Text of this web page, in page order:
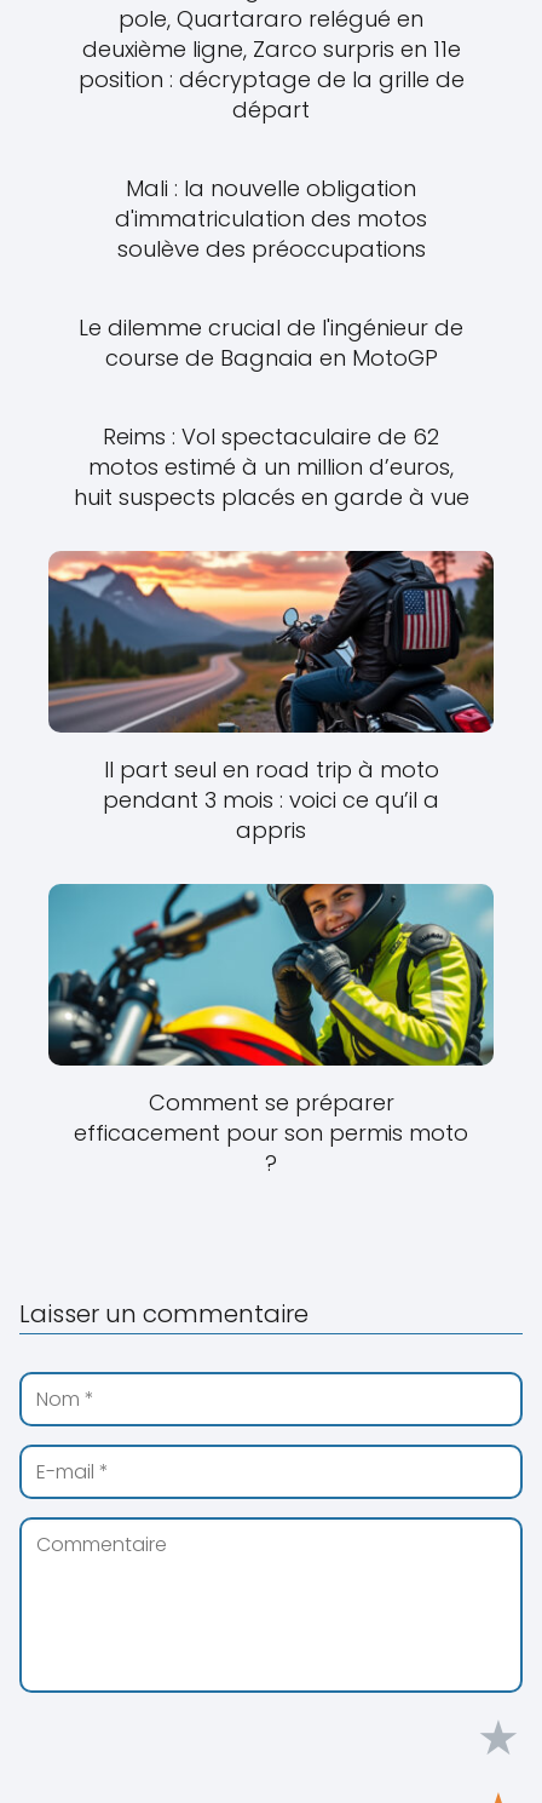
pole, Quartararo relégué en
deuxième ligne, Zarco surpris en 11e
position : décryptage de la grille de
départ
Mali : la nouvelle obligation
d'immatriculation des motos
soulève des préoccupations
Le dilemme crucial de l'ingénieur de
course de Bagnaia en MotoGP
Reims : Vol spectaculaire de 62
motos estimé à un million d’euros,
huit suspects placés en garde à vue
Il part seul en road trip à moto
pendant 3 mois : voici ce qu’il a
appris
Comment se préparer
efficacement pour son permis moto
?
Laisser un commentaire
★